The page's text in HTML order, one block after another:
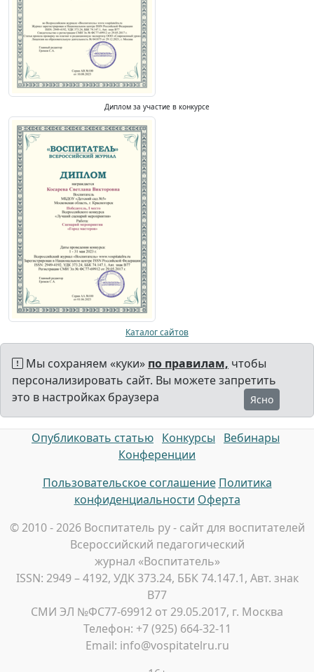
Диплом за участие в конкурсе
Каталог сайтов
Мы сохраняем «куки» по правилам, чтобы
персонализировать сайт. Вы можете запретить
это в настройках браузера
Ясно
Опубликовать статью Конкурсы
Вебинары
Конференции
Пользовательское соглашение Политика
конфиденциальности Оферта
© 2010 - 2026 Воспитатель ру - сайт для воспитателей
Всероссийский педагогический
журнал «Воспитатель»
ISSN: 2949 – 4192, УДК 373.24, ББК 74.147.1, Авт. знак
В77
СМИ ЭЛ №ФС77-69912 от 29.05.2017, г. Москва
Телефон: +7 (925) 664-32-11
Email: info@vospitatelru.ru